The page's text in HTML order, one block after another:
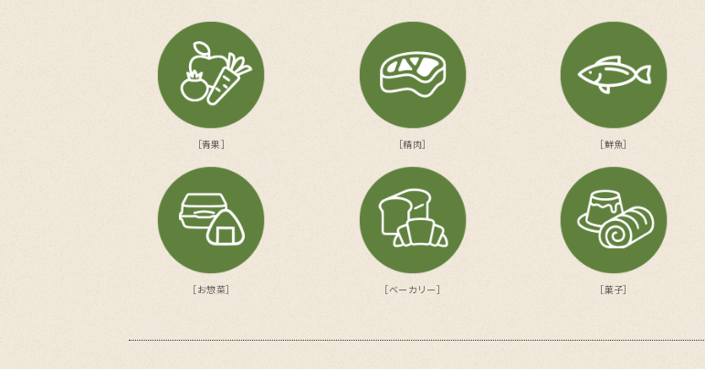
［青果］ ［精肉］ ［鮮魚］
［お惣菜］ ［ベーカリー］ ［菓子］